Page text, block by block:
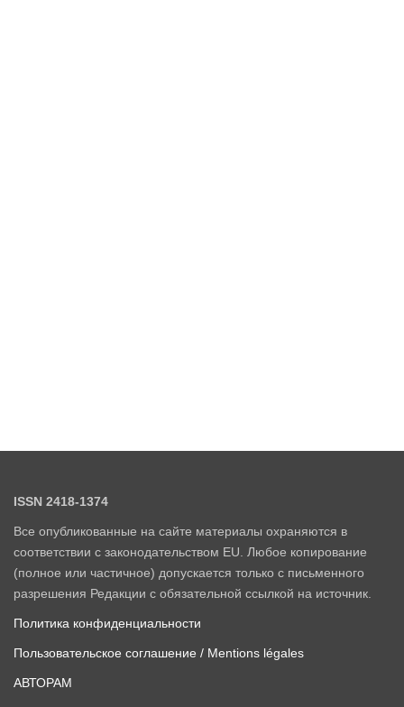
ISSN 2418-1374
Все опубликованные на сайте материалы охраняются в
соответствии с законодательством EU. Любое копирование
(полное или частичное) допускается только с письменного
разрешения Редакции с обязательной ссылкой на источник.
Политика конфиденциальности
Пользовательское соглашение / Mentions légales
АВТОРАМ